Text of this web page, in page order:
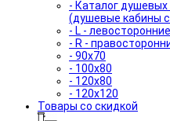
- Каталог
(душевые кабины
- L - левосторонние
- R -
- 90x70
- 100x80
- 120x80
- 120x120
Товары со скидкой